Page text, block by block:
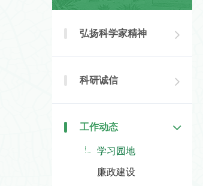
弘扬科学家精神
科研诚信
工作动态
学习园地
廉政建设